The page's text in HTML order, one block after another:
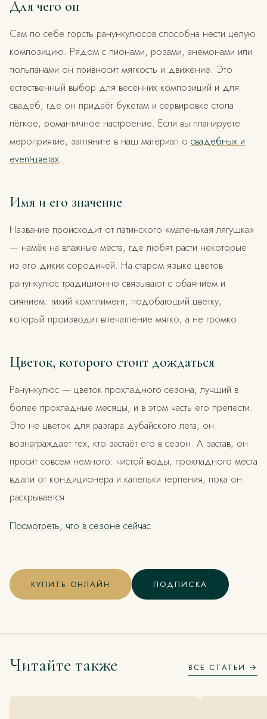
Для чего он
Сам по себе горсть ранункулюсов способна нести целую
композицию. Рядом с пионами, розами, анемонами или
тюльпанами он привносит мягкость и движение. Это
естественный выбор для весенних композиций и для
свадеб, где он придаёт букетам и сервировке стола
лёгкое, романтичное настроение. Если вы планируете
мероприятие, загляните в наш материал о свадебных и
event-цветах.
Имя и его значение
Название происходит от латинского «маленькая лягушка»
— намёк на влажные места, где любят расти некоторые
из его диких сородичей. На старом языке цветов
ранункулюс традиционно связывают с обаянием и
сиянием: тихий комплимент, подобающий цветку,
который производит впечатление мягко, а не громко.
Цветок, которого стоит дождаться
Ранункулюс — цветок прохладного сезона, лучший в
более прохладные месяцы, и в этом часть его прелести.
Это не цветок для разгара дубайского лета; он
вознаграждает тех, кто застаёт его в сезон. А застав, он
просит совсем немного: чистой воды, прохладного места
вдали от кондиционера и капельки терпения, пока он
раскрывается.
Посмотреть, что в сезоне сейчас
КУПИТЬ ОНЛАЙН ПОДПИСКА
Читайте также ВСЕ СТАТЬИ →